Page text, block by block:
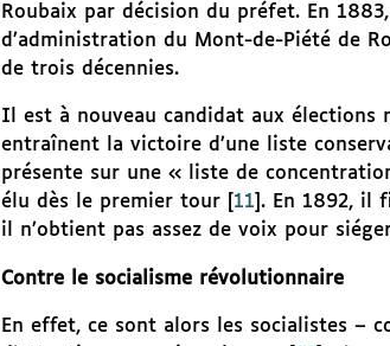
Roubaix par décision du préfet. En
d’administration du Mont-de-Piété de
de trois décennies.
Il est à nouveau candidat aux élections
entraînent la victoire d’une liste
présente sur une « liste de
élu dès le premier tour[ 11 . En 1892, il
il n’obtient pas assez de voix pour
Contre le socialisme révolutionnaire
En effet, ce sont alors les socialistes –